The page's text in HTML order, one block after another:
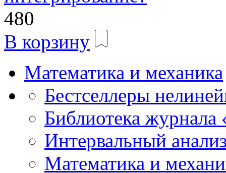
480
В корзину
Математика и механика
Бестселлеры
Библиотека
Интервальный
Математика и